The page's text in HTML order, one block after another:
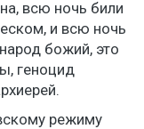
всю ночь били
и всю ночь
божий, это
геноцид
режиму